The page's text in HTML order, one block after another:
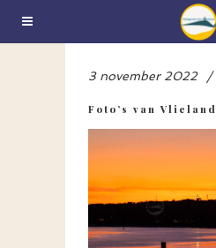
3 november 2022
Foto’s van Vlieland